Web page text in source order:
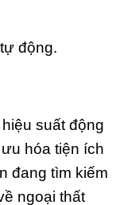
động.
suất động
hóa tiện ích
đang tìm kiếm
ngoại thất